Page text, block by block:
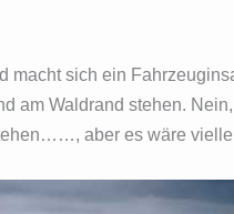
macht sich ein
am Waldrand stehen.
aber es wäre